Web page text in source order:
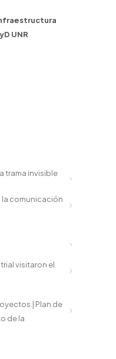
UNR
trama invisible
comunicación
visitaron el
| Plan de
de la